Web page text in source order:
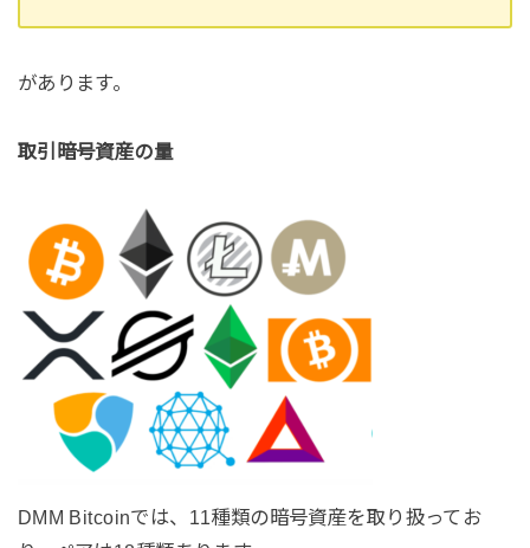
があります。
取引暗号資産の量
DMM Bitcoinでは、11種類の暗号資産を取り扱ってお